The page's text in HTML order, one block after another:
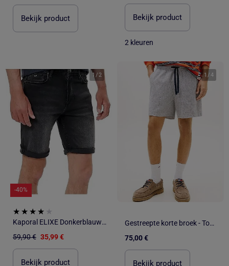
Bekijk product Bekijk product
2 kleuren
1 /2
-40%
Kaporal ELIXE Donkerblauwe Jeans Short voor Heren
59,90 € 35,99 €
Bekijk product
1 /4
Gestreepte korte broek - Tommy jeans
75,00 €
Bekijk product